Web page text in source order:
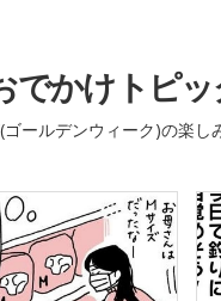
でかけトピッ
ールデンウィーク)の楽し